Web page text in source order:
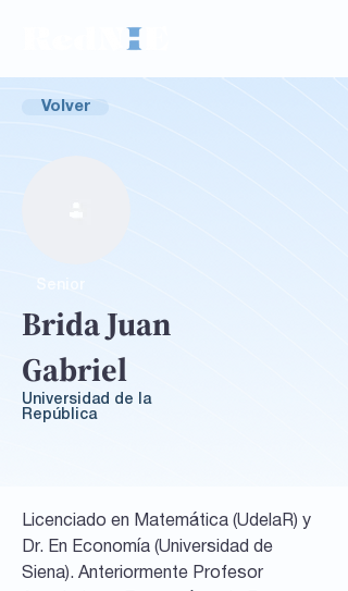
Volver
Brida Juan
Gabriel
Universidad de la
República
Licenciado en Matemática (UdelaR) y
Dr. En Economía (Universidad de
Siena). Anteriormente Profesor